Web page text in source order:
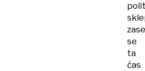
se
ta
čas